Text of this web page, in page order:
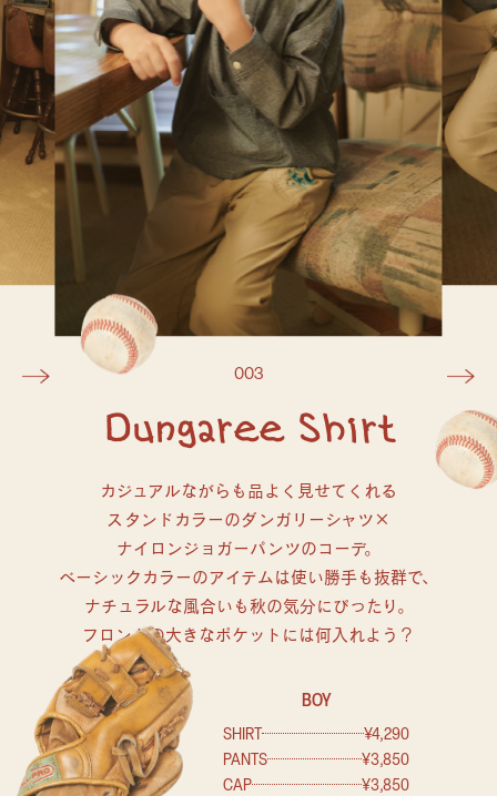
003
Dungaree Shirt
カジュアルながらも品よく見せてくれる
スタンドカラーのダンガリーシャツ×
ナイロンジョガーパンツのコーデ。
ベーシックカラーのアイテムは使い勝手も抜群で、
ナチュラルな風合いも秋の気分にぴったり。
フロントの大きなポケットには何入れよう？
BOY
SHIRT
¥4,290
PANTS
¥3,850
CAP
¥3,850